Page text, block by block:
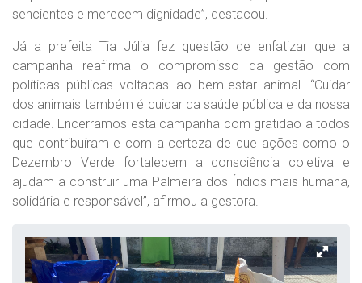
sencientes e merecem dignidade”, destacou.
Já a prefeita Tia Júlia fez questão de enfatizar que a
campanha reafirma o compromisso da gestão com
políticas públicas voltadas ao bem-estar animal. “Cuidar
dos animais também é cuidar da saúde pública e da nossa
cidade. Encerramos esta campanha com gratidão a todos
que contribuíram e com a certeza de que ações como o
Dezembro Verde fortalecem a consciência coletiva e
ajudam a construir uma Palmeira dos Índios mais humana,
solidária e responsável”, afirmou a gestora.